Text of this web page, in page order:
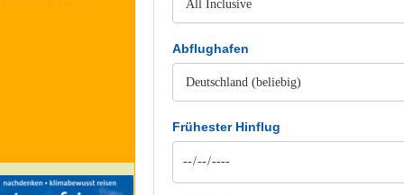
Abflughafen
Frühester Hinflug